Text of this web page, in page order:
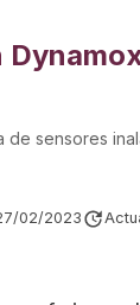
sensores
02/2023